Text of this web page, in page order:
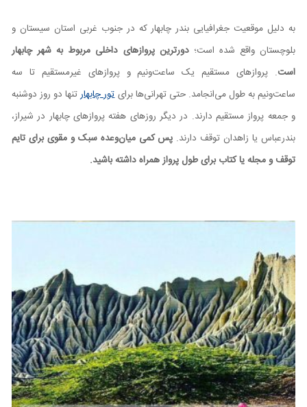
به دلیل موقعیت جغرافیایی بندر چابهار که در جنوب غربی استان سیستان و
بلوچستان واقع شده است؛دورترین پروازهای داخلی مربوط به شهر چابهار
است. پروازهای مستقیم یک ساعت‌ونیم و پروازهای غیرمستقیم تا سه
ساعتونیم به طول می‌انجامد. حتی تهرانی‌ها برایتور چابهارتنها دو روز دوشنبه
و جمعه پرواز مستقیم دارند. در دیگر روزهای هفته پروازهای چابهار در شیراز،
بندرعباس یا زاهدان توقف دارند. پس کمی میان‌وعده سبک و مقوی برای تایم
توقف و مجله یا کتاب برای طول پرواز همراه داشته باشید.